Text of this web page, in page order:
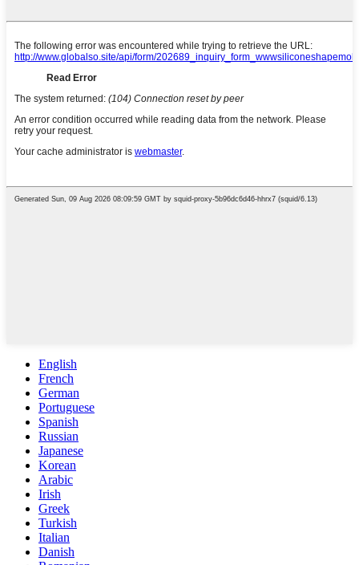
English
French
German
Portuguese
Spanish
Russian
Japanese
Korean
Arabic
Irish
Greek
Turkish
Italian
Danish